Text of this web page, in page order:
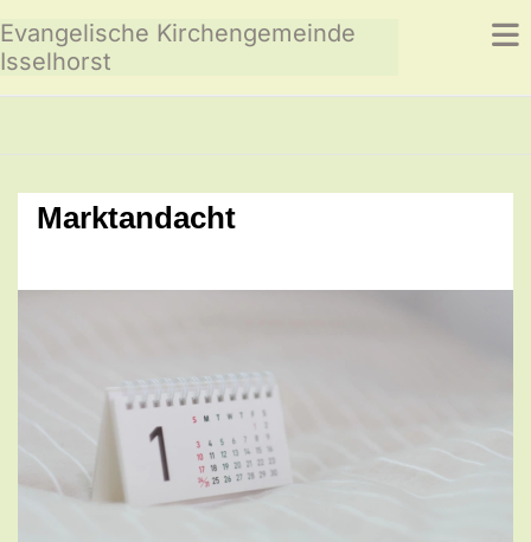
Evangelische Kirchengemeinde
Isselhorst
Marktandacht